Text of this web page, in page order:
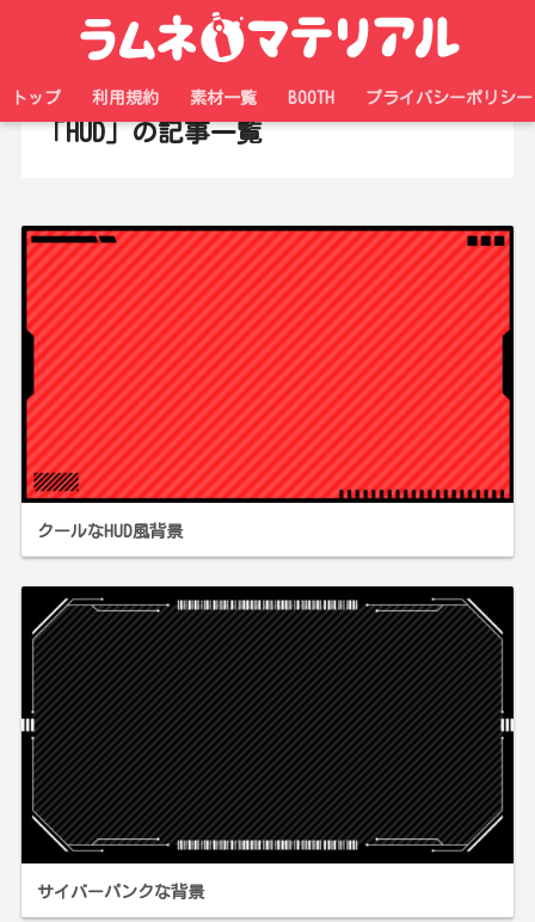
トップ 利用規約 素材一覧 BOOTH プライバシーポリシー
「HUD」の記事一覧
クールなHUD風背景
サイバーパンクな背景